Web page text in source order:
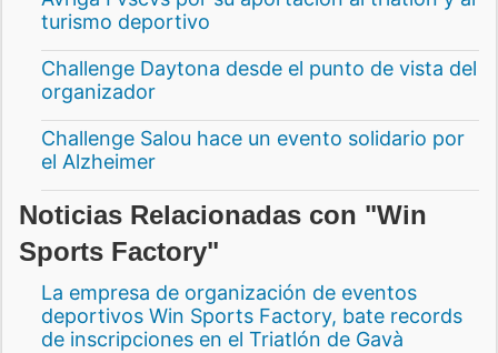
turismo deportivo
Challenge Daytona desde el punto de vista del
organizador
Challenge Salou hace un evento solidario por
el Alzheimer
Noticias Relacionadas con "Win
Sports Factory"
La empresa de organización de eventos
deportivos Win Sports Factory, bate records
de inscripciones en el Triatlón de Gavà